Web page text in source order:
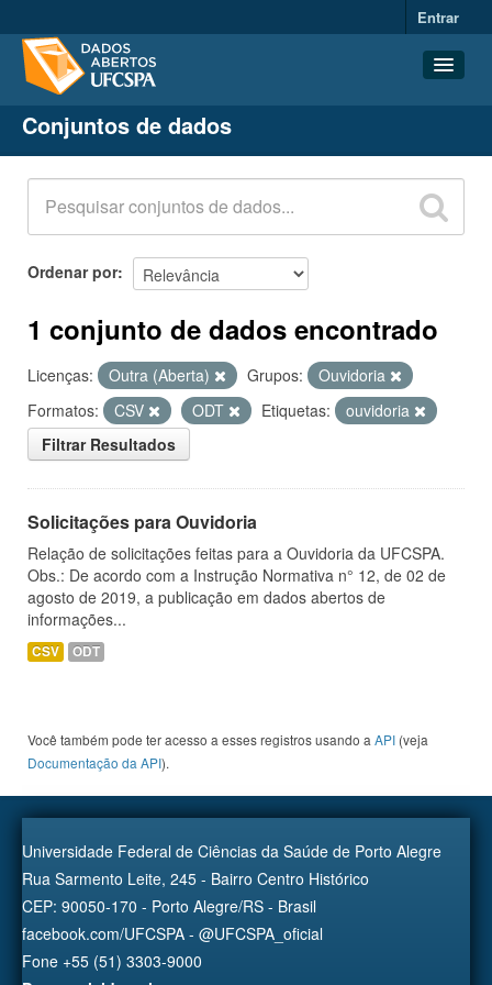
Entrar
Conjuntos de dados
Organizações
Grupos
Sobre
Conjuntos de dados
Ordenar por
1 conjunto de dados encontrado
Licenças: Outra (Aberta) Grupos:
Ouvidoria
Formatos:
CSV ODT Etiquetas:
ouvidoria
Filtrar Resultados
Solicitações para Ouvidoria
Relação de solicitações feitas para a Ouvidoria da UFCSPA.
Obs.: De acordo com a Instrução Normativa n° 12, de 02 de
agosto de 2019, a publicação em dados abertos de
informações...
CSV ODT
Você também pode ter acesso a esses registros usando a API (veja
Documentação da API).
Universidade Federal de Ciências da Saúde de Porto Alegre
Rua Sarmento Leite, 245 - Bairro Centro Histórico
CEP: 90050-170 - Porto Alegre/RS - Brasil
facebook.com/UFCSPA - @UFCSPA_oficial
Fone +55 (51) 3303-9000